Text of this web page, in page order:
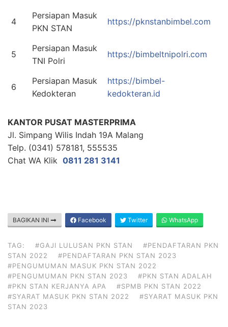
4
Persiapan Masuk
PKN STAN
https://pknstanbimbel.com
5
Persiapan Masuk
TNI Polri
https://bimbeltnipolri.com
6
Persiapan Masuk
Kedokteran
https://bimbel-
kedokteran.id
KANTOR PUSAT MASTERPRIMA
Jl. Simpang Wilis Indah 19A Malang
Telp. (0341) 578181, 555535
Chat WA Klik 0811 281 3141
BAGIKAN INI Facebook Twitter WhatsApp
TAG: #GAJI LULUSAN PKN STAN
#PENDAFTARAN PKN
STAN 2022
#PENDAFTARAN PKN STAN 2023
#PENGUMUMAN MASUK PKN STAN 2022
#PENGUMUMAN PKN STAN 2023
#PKN STAN ADALAH
#PKN STAN KERJANYA APA
#SPMB PKN STAN 2022
#SYARAT MASUK PKN STAN 2022
#SYARAT MASUK PKN
STAN 2023